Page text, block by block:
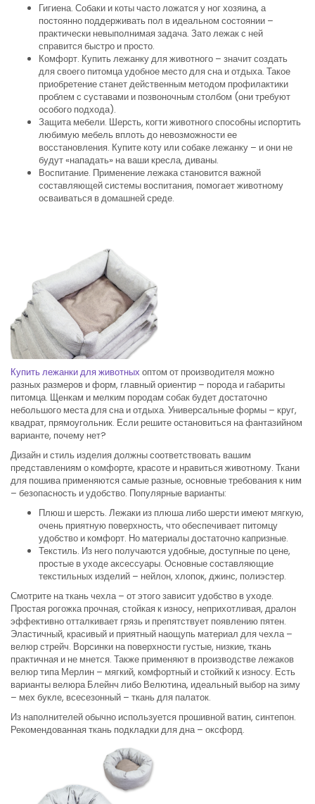
Гигиена. Собаки и коты часто ложатся у ног хозяина, а
постоянно поддерживать пол в идеальном состоянии –
практически невыполнимая задача. Зато лежак с ней
справится быстро и просто.
Комфорт. Купить лежанку для животного – значит создать
для своего питомца удобное место для сна и отдыха. Такое
приобретение станет действенным методом профилактики
проблем с суставами и позвоночным столбом (они требуют
особого подхода).
Защита мебели. Шерсть, когти животного способны испортить
любимую мебель вплоть до невозможности ее
восстановления. Купите коту или собаке лежанку – и они не
будут «нападать» на ваши кресла, диваны.
Воспитание. Применение лежака становится важной
составляющей системы воспитания, помогает животному
осваиваться в домашней среде.
Купить лежанки для животных оптом от производителя можно
разных размеров и форм, главный ориентир – порода и габариты
питомца. Щенкам и мелким породам собак будет достаточно
небольшого места для сна и отдыха. Универсальные формы – круг,
квадрат, прямоугольник. Если решите остановиться на фантазийном
варианте, почему нет?
Дизайн и стиль изделия должны соответствовать вашим
представлениям о комфорте, красоте и нравиться животному. Ткани
для пошива применяются самые разные, основные требования к ним
– безопасность и удобство. Популярные варианты:
Плюш и шерсть. Лежаки из плюша либо шерсти имеют мягкую,
очень приятную поверхность, что обеспечивает питомцу
удобство и комфорт. Но материалы достаточно капризные.
Текстиль. Из него получаются удобные, доступные по цене,
простые в уходе аксессуары. Основные составляющие
текстильных изделий – нейлон, хлопок, джинс, полиэстер.
Смотрите на ткань чехла – от этого зависит удобство в уходе.
Простая рогожка прочная, стойкая к износу, неприхотливая, дралон
эффективно отталкивает грязь и препятствует появлению пятен.
Эластичный, красивый и приятный наощупь материал для чехла –
велюр стрейч. Ворсинки на поверхности густые, низкие, ткань
практичная и не мнется. Также применяют в производстве лежаков
велюр типа Мерлин – мягкий, комфортный и стойкий к износу. Есть
варианты велюра Блейнч либо Велютина, идеальный выбор на зиму
– мех букле, всесезонный – ткань для палаток.
Из наполнителей обычно используется прошивной ватин, синтепон.
Рекомендованная ткань подкладки для дна – оксфорд.